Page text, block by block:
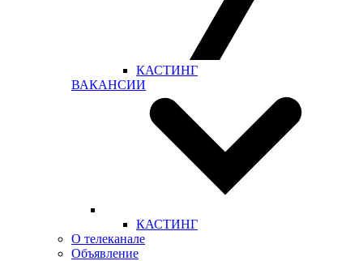
КАСТИНГ
ВАКАНСИИ
КАСТИНГ
О телеканале
Объявление